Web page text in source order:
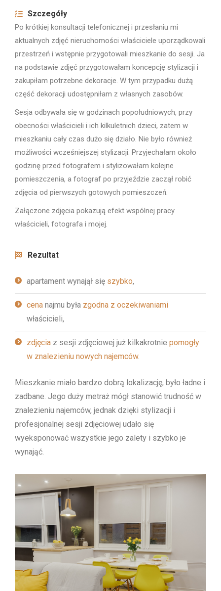
Szczegóły
Po krótkiej konsultacji telefonicznej i przesłaniu mi
aktualnych zdjęć nieruchomości właściciele uporządkowali
przestrzeń i wstępnie przygotowali mieszkanie do sesji. Ja
na podstawie zdjęć przygotowałam koncepcję stylizacji i
zakupiłam potrzebne dekoracje. W tym przypadku dużą
część dekoracji udostępniłam z własnych zasobów.
Sesja odbywała się w godzinach popołudniowych, przy
obecności właścicieli i ich kilkuletnich dzieci, zatem w
mieszkaniu cały czas dużo się działo. Nie było również
możliwości wcześniejszej stylizacji. Przyjechałam około
godzinę przed fotografem i stylizowałam kolejne
pomieszczenia, a fotograf po przyjeździe zaczął robić
zdjęcia od pierwszych gotowych pomieszczeń.
Załączone zdjęcia pokazują efekt wspólnej pracy
właścicieli, fotografa i mojej.
Rezultat
apartament wynajął się szybko,
cena najmu była zgodna z oczekiwaniami
właścicieli,
zdjęcia z sesji zdjęciowej już kilkakrotnie pomogły
w znalezieniu nowych najemców.
Mieszkanie miało bardzo dobrą lokalizację, było ładne i
zadbane. Jego duży metraż mógł stanowić trudność w
znalezieniu najemców, jednak dzięki stylizacji i
profesjonalnej sesji zdjęciowej udało się
wyeksponować wszystkie jego zalety i szybko je
wynająć.